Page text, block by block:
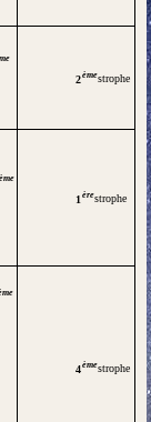
2èmestrophe
ème
1 èrestrophe
4èmestrophe